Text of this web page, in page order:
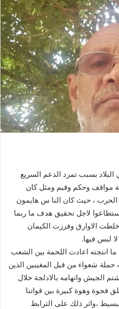
بسبب تمرد الدعم السريع
مواقف وحكم وقيم ومثل كان
الحرب ، حيث كان النا س هايمون
لاجل تحقيق هدف ما ربما
الاوارق وفرزت الكيمان
لبس فيها.
انتجته اعادت اللحمة بين الشعب
شعواء من قبل المغيبين الذين
الجيش واتهامه بالادلجة خلال
فجوة وهوة كبيرة بين قواتنا
،واثر ذلك على الترابط